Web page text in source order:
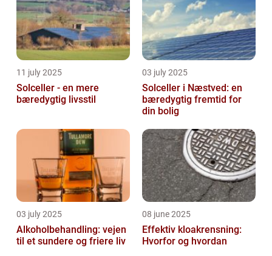
11 july 2025
Solceller - en mere
bæredygtig livsstil
03 july 2025
Solceller i Næstved: en
bæredygtig fremtid for
din bolig
03 july 2025
Alkoholbehandling: vejen
til et sundere og friere liv
08 june 2025
Effektiv kloakrensning:
Hvorfor og hvordan